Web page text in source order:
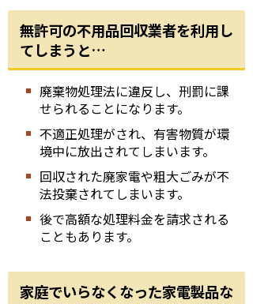
無許可の不用品回収業者を利用し
てしまうと…
廃棄物処理法に違反し、刑罰に課
せられることになります。
不適正処理がされ、有害物質が環
境中に放出されてしまいます。
回収された廃家電や粗大ごみが不
法投棄されてしまいます。
後で高額な処理料金を請求される
こともあります。
家庭でいらなくなった家電製品な